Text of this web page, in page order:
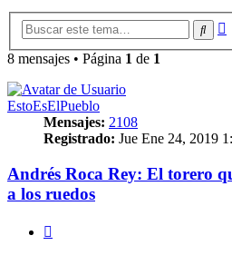
8 mensajes • Página 1 de 1
EstoEsElPueblo
Mensajes: 2108
Registrado: Jue Ene 24, 2019
Andrés Roca Rey: El torero
a los ruedos